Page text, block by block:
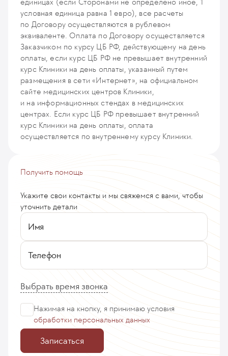
ENDO58
до 6 включительно) 2) несколько полипов, один или несколько
из которых от 0,5 до 2,0 см (до 3-х шт. включительно)
Эндоскопическое удаление полипов из ЖКТ 3 категории
сложности: 1) множественные мелкие (до 0,5 см) полипы (от 7
шт. и более), 2) множественные полипы, один или несколько
из которых крупнее 0,5 см (от 4-х включительно и больше) 3)
полип(ы) крупнее 2,0 см
ENDO2
Биопсия множественная (более 4 фрагментов)
ENDO11
Колоноскопия без биопсии (под в/в седацией)
ENDO17
Колоноскопия без биопсии (без анестезии)
ENDO84
Колоноскопия с применением СО2 (под в/в седацией)
условная единица равна 1 евро), все расчеты
по Договору осуществляются в рублевом
эквиваленте. Оплата по Договору осуществляется
Заказчиком по курсу ЦБ РФ, действующему на день
оплаты, если курс ЦБ РФ не превышает внутренний
курс Клиники на день оплаты, указанный путем
размещения в сети «Интернет», на официальном
сайте медицинских центров Клиники,
и на информационных стендах в медицинских
центрах. Если курс ЦБ РФ превышает внутренний
курс Клиники на день оплаты, оплата
осуществляется по внутреннему курсу Клиники.
Получить помощь
Укажите свои контакты и мы свяжемся с вами, чтобы
уточнить детали
Имя
Телефон
Выбрать время звонка
Нажимая на кнопку, я принимаю условия
обработки персональных данных
Записаться